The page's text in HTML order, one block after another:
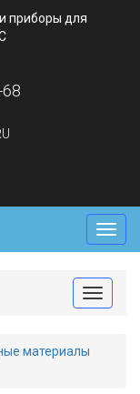
приборы для
Меню
Toggle
материалы